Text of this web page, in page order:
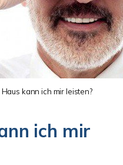
kann ich mir leisten?
ich mir